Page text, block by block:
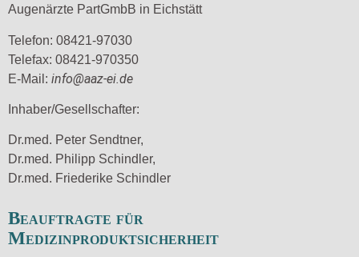
Augenärzte PartGmbB in Eichstätt
Telefon: 08421-97030
Telefax: 08421-970350
E-Mail: info@aaz-ei.de
Inhaber/Gesellschafter:
Dr.med. Peter Sendtner,
Dr.med. Philipp Schindler,
Dr.med. Friederike Schindler
Beauftragte für
Medizinproduktsicherheit